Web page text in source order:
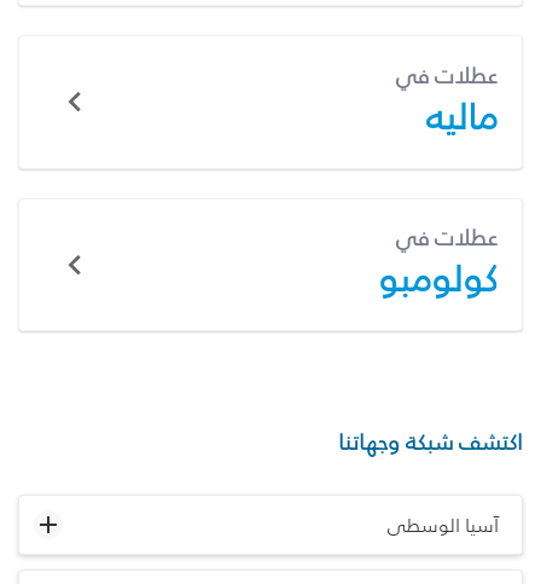
عطلات في
ماليه
عطلات في
كولومبو
اكتشف شبكة وجهاتنا
آسيا الوسطى